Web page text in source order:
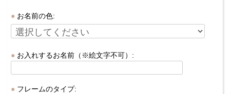
お名前の色:
お入れするお名前（※絵文字不可）:
フレームのタイプ: